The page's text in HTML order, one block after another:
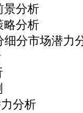
景分析
略分析
细分市场潜力
分析